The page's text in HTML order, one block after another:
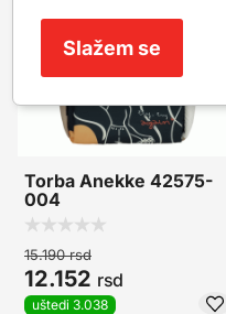
Torba Anekke 42575-
004
15.190rsd
12.152 rsd
uštedi 3.038
Slažem se